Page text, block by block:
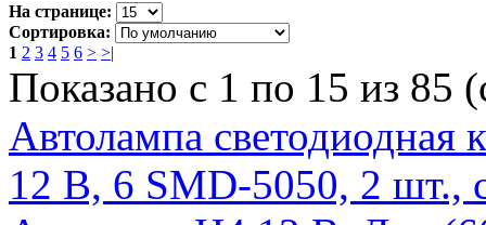
На странице:
Сортировка:
1 2 3 4 5 6 > >|
Показано с 1 по 15 из 85
Aвтолампа
12 В, 6 SMD-5050, 2 шт.,